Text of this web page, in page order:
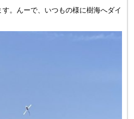
。んーで、いつもの様に樹海へダイ